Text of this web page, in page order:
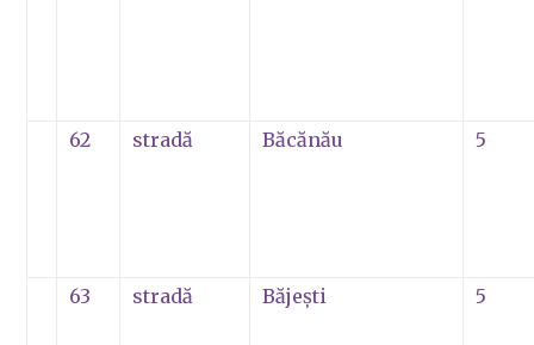
62 stradă Băcănău 5
63 stradă Băjeşti 5